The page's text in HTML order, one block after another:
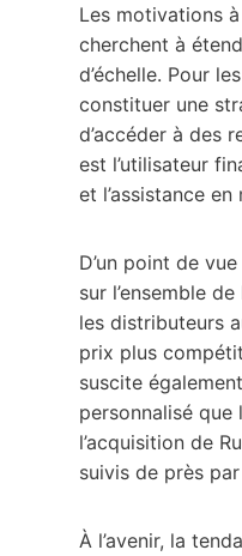
Les motivations
cherchent à
d’échelle. Pour
constituer une
d’accéder à des
est l’utilisateur
et l’assistance
D’un point de
sur l’ensemble
les distributeurs
prix plus
suscite
personnalisé
l’acquisition de
suivis de près
À l’avenir, la